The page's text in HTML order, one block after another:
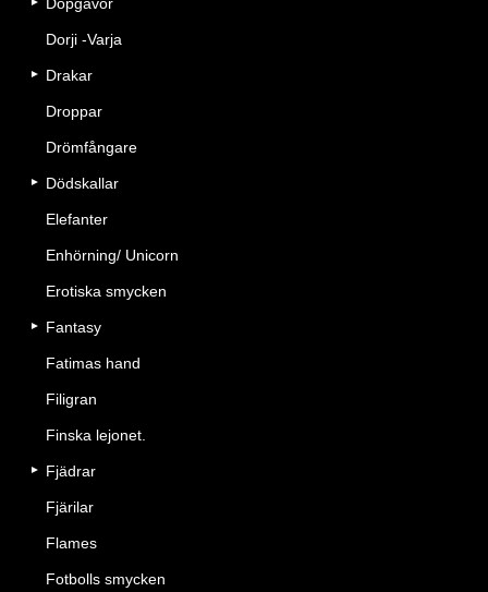
Dorji -Varja
Drakar
Droppar
Drömfångare
Dödskallar
Elefanter
Enhörning/ Unicorn
Erotiska smycken
Fantasy
Fatimas hand
Filigran
Finska lejonet.
Fjädrar
Fjärilar
Flames
Fotbolls smycken